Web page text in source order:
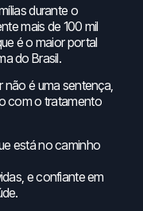
durante o
mais de 100 mil
é o maior portal
do Brasil.
não é uma sentença,
com o tratamento
está no caminho
e confiante em